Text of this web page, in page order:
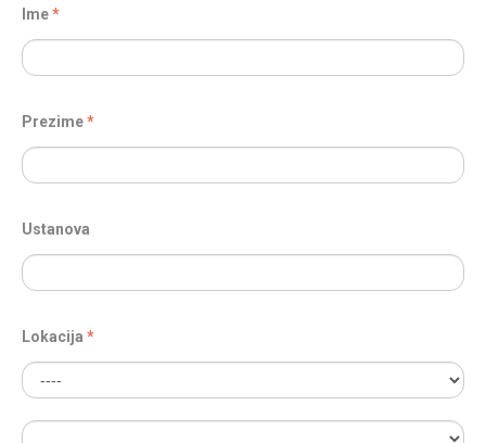
Ime
Prezime
Ustanova
Lokacija